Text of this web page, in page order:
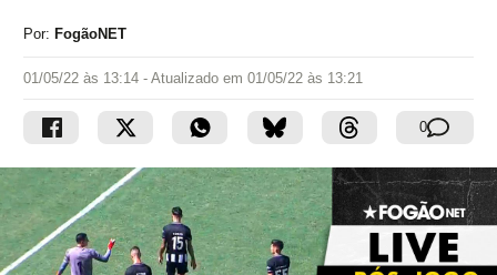
Por: FogãoNET
01/05/22 às 13:14 - Atualizado em 01/05/22 às 13:21
0